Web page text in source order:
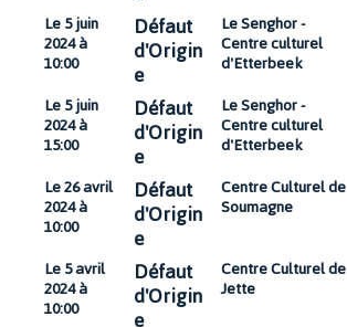
Le 5 juin
2024 à
10:00
Défaut
d'Origin
e
Le Senghor -
Centre culturel
d'Etterbeek
Le 5 juin
2024 à
15:00
Défaut
d'Origin
e
Le Senghor -
Centre culturel
d'Etterbeek
Le 26 avril
2024 à
10:00
Défaut
d'Origin
e
Centre Culturel de
Soumagne
Le 5 avril
2024 à
10:00
Défaut
d'Origin
Centre Culturel de
Jette